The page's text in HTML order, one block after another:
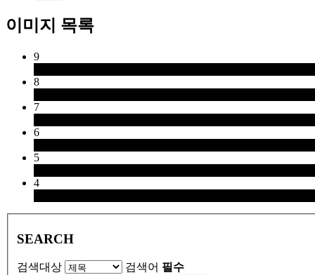
이미지 목록
9
8
7
6
5
4
SEARCH
검색대상 검색어 필수